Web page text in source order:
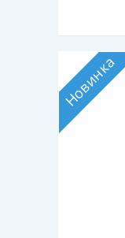
Новинка